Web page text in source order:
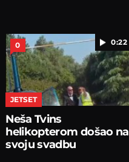
0:22
0
JETSET
Neša Tvins
helikopterom došao na
svoju svadbu